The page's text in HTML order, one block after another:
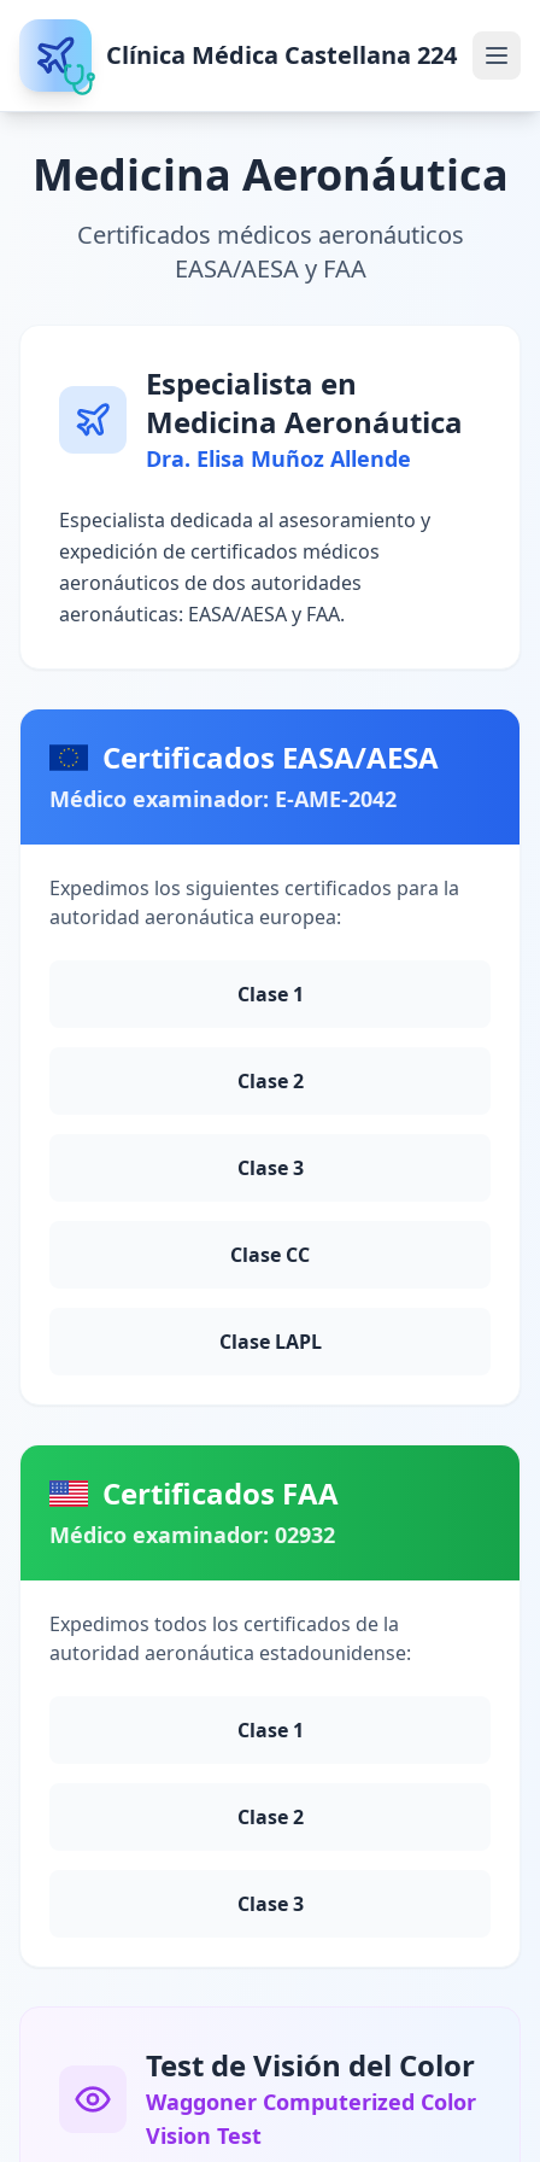
Saltar al contenido
Clínica Médica Castellana 224
Medicina Aeronáutica
Certificados médicos aeronáuticos
EASA/AESA y FAA
Especialista en
Medicina Aeronáutica
Dra. Elisa Muñoz Allende
Especialista dedicada al asesoramiento y
expedición de certificados médicos
aeronáuticos de dos autoridades
aeronáuticas: EASA/AESA y FAA.
Certificados EASA/AESA
Médico examinador: E-AME-2042
Expedimos los siguientes certificados para la
autoridad aeronáutica europea:
Clase 1
Clase 2
Clase 3
Clase CC
Clase LAPL
Certificados FAA
Médico examinador: 02932
Expedimos todos los certificados de la
autoridad aeronáutica estadounidense:
Clase 1
Clase 2
Clase 3
Test de Visión del Color
Waggoner Computerized Color
Vision Test